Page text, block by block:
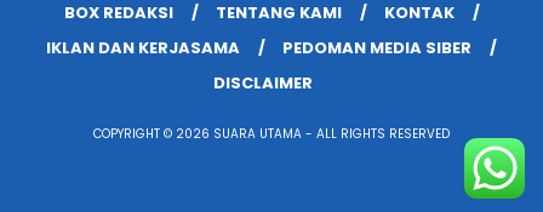
BOX REDAKSI TENTANG KAMI
KONTAK
IKLAN DAN KERJASAMA
PEDOMAN MEDIA SIBER
DISCLAIMER
COPYRIGHT © 2026 SUARA UTAMA - ALL RIGHTS RESERVED